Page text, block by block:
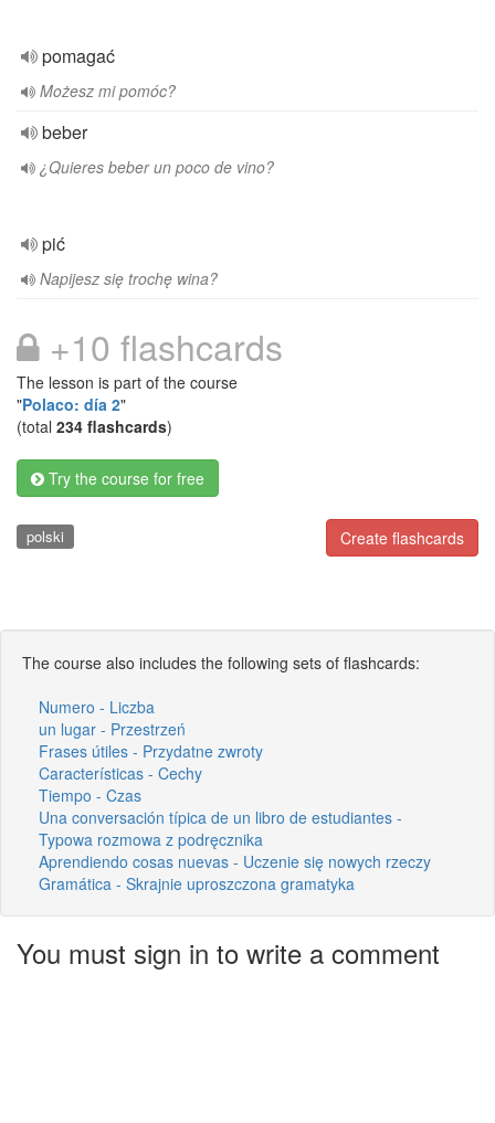
pomagać
Możesz mi pomóc?
beber
¿Quieres beber un poco de vino?
pić
Napijesz się trochę wina?
+10 flashcards
The lesson is part of the course
"Polaco: día 2"
(total 234 flashcards)
Try the course for free
Create flashcards
polski
The course also includes the following sets of flashcards:
Numero - Liczba
un lugar - Przestrzeń
Frases útiles - Przydatne zwroty
Características - Cechy
Tiempo - Czas
Una conversación típica de un libro de estudiantes -
Typowa rozmowa z podręcznika
Aprendiendo cosas nuevas - Uczenie się nowych rzeczy
Gramática - Skrajnie uproszczona gramatyka
You must sign in to write a comment